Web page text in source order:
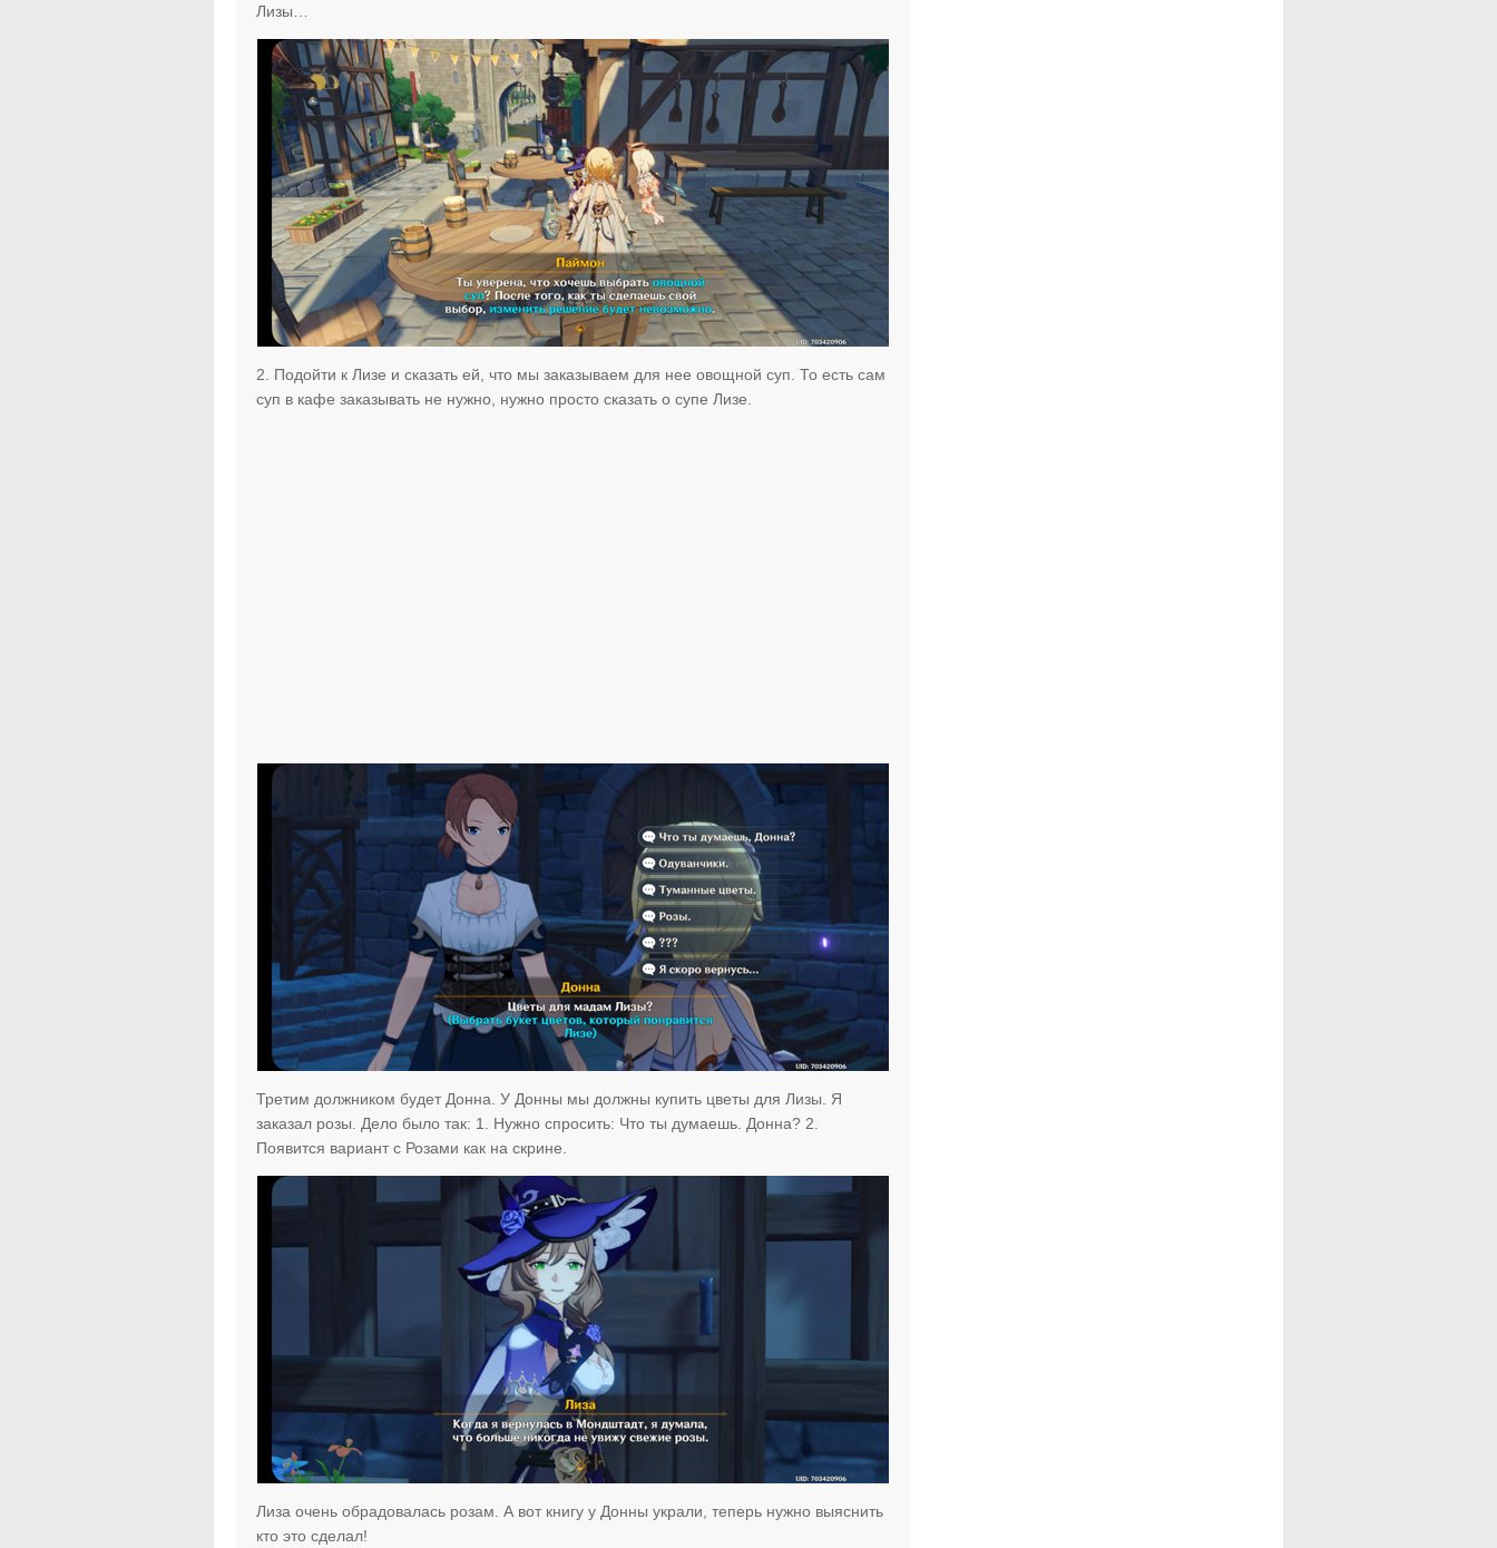
Лизы…
2. Подойти к Лизе и сказать ей, что мы заказываем для нее овощной суп. То есть сам
суп в кафе заказывать не нужно, нужно просто сказать о супе Лизе.
Третим должником будет Донна. У Донны мы должны купить цветы для Лизы. Я
заказал розы. Дело было так: 1. Нужно спросить: Что ты думаешь. Донна? 2.
Появится вариант с Розами как на скрине.
Лиза очень обрадовалась розам. А вот книгу у Донны украли, теперь нужно выяснить
кто это сделал!